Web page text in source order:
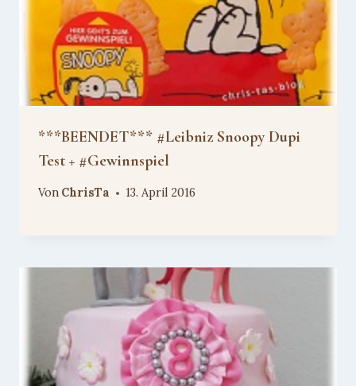
***BEENDET*** #Leibniz Snoopy Dupi
Test + #Gewinnspiel
Von ChrisTa 13. April 2016